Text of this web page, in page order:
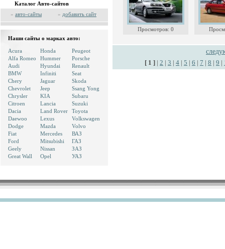
Каталог Авто-сайтов
» авто-сайты » добавить сайт
Наши сайты о марках авто:
Acura
Alfa Romeo
Audi
BMW
Chery
Chevrolet
Chrysler
Citroen
Dacia
Daewoo
Dodge
Fiat
Ford
Geely
Great Wall
Honda
Hummer
Hyundai
Infiniti
Jaguar
Jeep
KIA
Lancia
Land Rover
Lexus
Mazda
Mercedes
Mitsubishi
Nissan
Opel
Peugeot
Porsche
Renault
Seat
Skoda
Ssang Yong
Subaru
Suzuki
Toyota
Volkswagen
Volvo
ВАЗ
ГАЗ
ЗАЗ
УАЗ
Просмотров: 0
[ 1 ] | 2 | 3 | 4 | 5 | 6 | 7 | 8 | 9 |